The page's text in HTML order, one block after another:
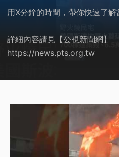
用X分鐘的時間，帶你快速了解
詳細內容請見【公視新聞網】
https://news.pts.org.tw